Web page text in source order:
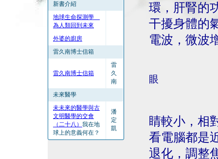
新書介紹
地球生命探測學
為人類回到未來
外婆的廚房
雷久南博士信箱
雷久南博士信箱
雷
久
南
未來醫學
未未來的醫學與古
文明醫學的交會
（二十八） 我在地
球上的意義何在？
潘
定
凱
環，肝腎的
干擾身體的
電波，微波
眼
睛較小，相
看電腦都是
退化，調整